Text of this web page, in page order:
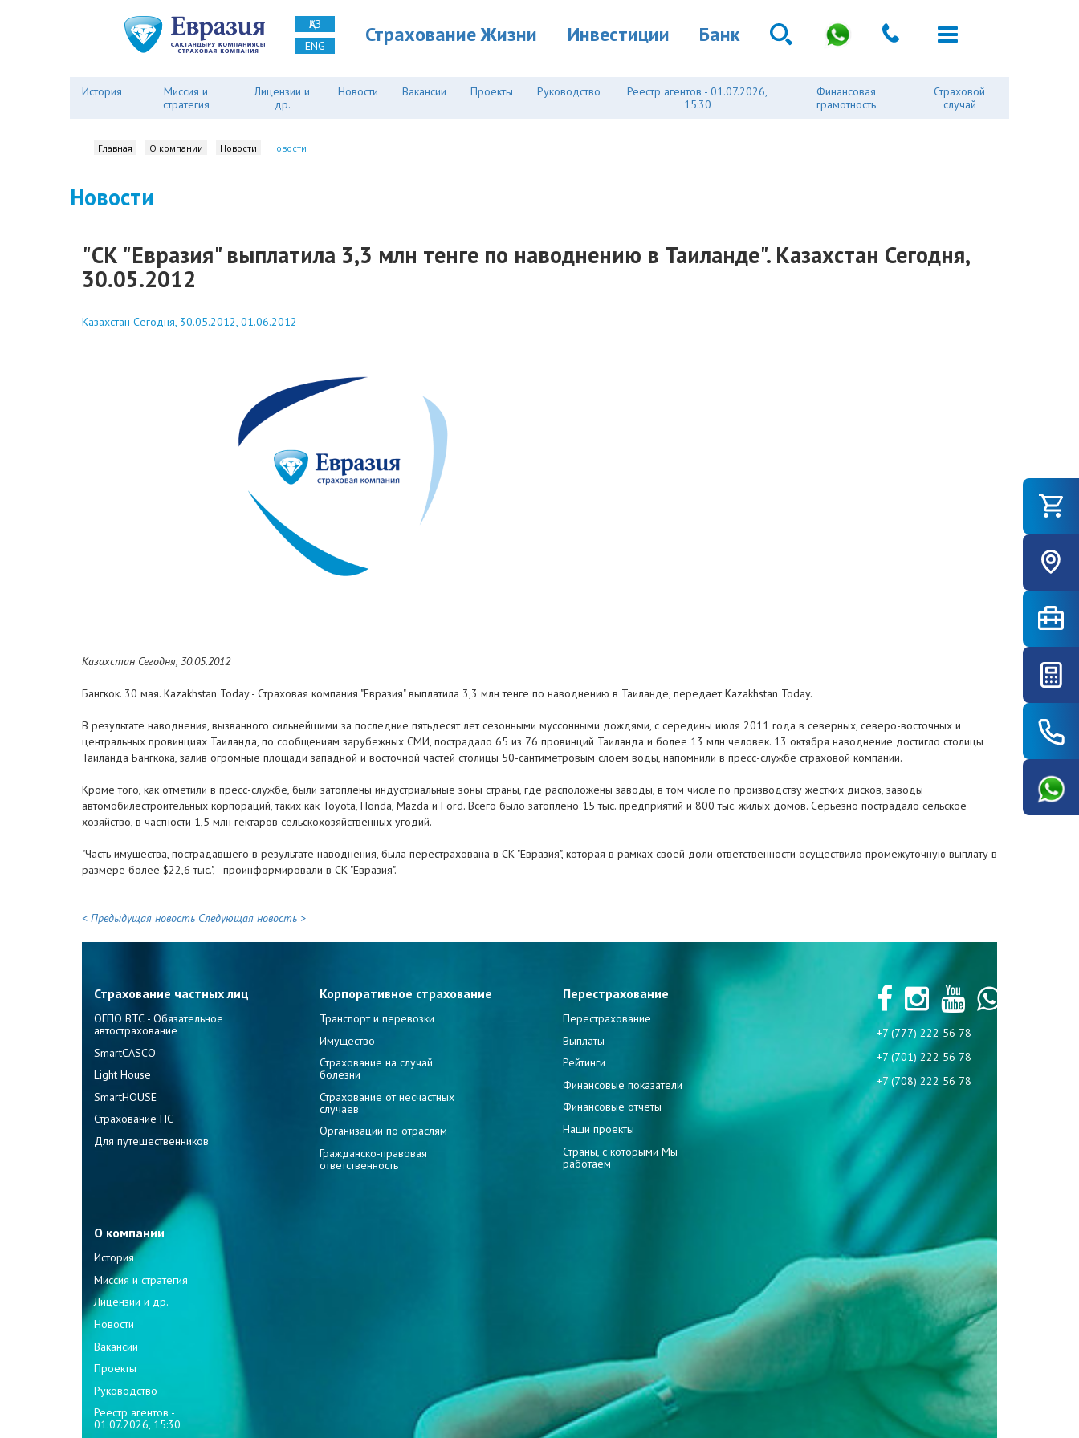
ҚАЗ
ENG
Страхование Жизни Инвестиции Банк
История
Миссия и
стратегия
Лицензии и
др.
Новости Вакансии Проекты Руководство
Реестр агентов - 01.07.2026,
15:30
Финансовая
грамотность
Страховой
случай
Главная О компании Новости Новости
Новости
"СК "Евразия" выплатила 3,3 млн тенге по наводнению в Таиланде". Казахстан Сегодня,
30.05.2012
Казахстан Сегодня, 30.05.2012, 01.06.2012
Казахстан Сегодня, 30.05.2012
Бангкок. 30 мая. Kazakhstan Today - Страховая компания "Евразия" выплатила 3,3 млн тенге по наводнению в Таиланде, передает Kazakhstan Today.
В результате наводнения, вызванного сильнейшими за последние пятьдесят лет сезонными муссонными дождями, с середины июля 2011 года в северных, северо-восточных и
центральных провинциях Таиланда, по сообщениям зарубежных СМИ, пострадало 65 из 76 провинций Таиланда и более 13 млн человек. 13 октября наводнение достигло столицы
Таиланда Бангкока, залив огромные площади западной и восточной частей столицы 50-сантиметровым слоем воды, напомнили в пресс-службе страховой компании.
Кроме того, как отметили в пресс-службе, были затоплены индустриальные зоны страны, где расположены заводы, в том числе по производству жестких дисков, заводы
автомобилестроительных корпораций, таких как Toyota, Honda, Mazda и Ford. Всего было затоплено 15 тыс. предприятий и 800 тыс. жилых домов. Серьезно пострадало сельское
хозяйство, в частности 1,5 млн гектаров сельскохозяйственных угодий.
"Часть имущества, пострадавшего в результате наводнения, была перестрахована в СК "Евразия", которая в рамках своей доли ответственности осуществило промежуточную выплату в
размере более $22,6 тыс.", - проинформировали в СК "Евразия".
< Предыдущая новость Следующая новость >
Страхование частных лиц
ОГПО ВТС - Обязательное
автострахование
SmartCASCO
Light House
SmartHOUSE
Страхование НС
Для путешественников
Корпоративное страхование
Транспорт и перевозки
Имущество
Страхование на случай
болезни
Страхование от несчастных
случаев
Организации по отраслям
Гражданско-правовая
ответственность
Перестрахование
Перестрахование
Выплаты
Рейтинги
Финансовые показатели
Финансовые отчеты
Наши проекты
Страны, с которыми Мы
работаем
О компании
История
Миссия и стратегия
Лицензии и др.
Новости
Вакансии
Проекты
Руководство
Реестр агентов -
01.07.2026, 15:30
+7 (777) 222 56 78
+7 (701) 222 56 78
+7 (708) 222 56 78